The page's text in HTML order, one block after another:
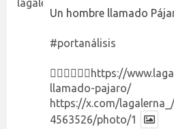
Un hombre llamado
#portanálisis
👉🏻👉🏻👉🏻 https://
llamado-pajaro/
https://x.com/
4563526/photo/1